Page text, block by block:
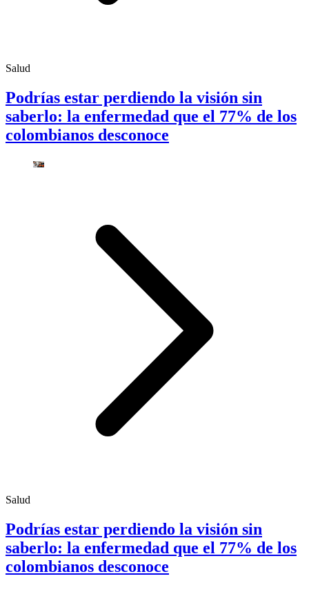
Salud
Podrías estar perdiendo la visión sin
saberlo: la enfermedad que el 77% de los
colombianos desconoce
Salud
Podrías estar perdiendo la visión sin
saberlo: la enfermedad que el 77% de los
colombianos desconoce